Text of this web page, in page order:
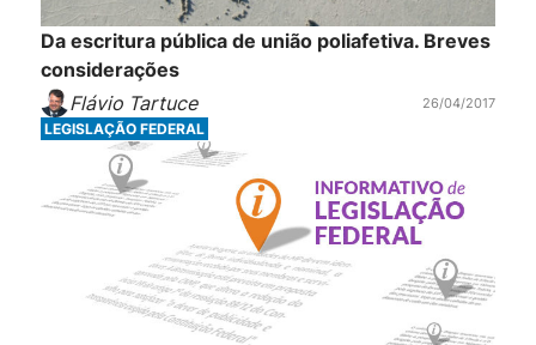
Da escritura pública de união poliafetiva. Breves
considerações
Flávio Tartuce
26/04/2017
LEGISLAÇÃO FEDERAL